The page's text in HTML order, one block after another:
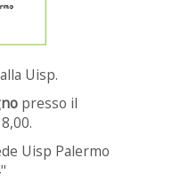
Uisp.
presso il
Uisp Palermo